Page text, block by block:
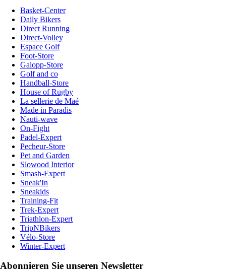
Basket-Center
Daily Bikers
Direct Running
Direct-Volley
Espace Golf
Foot-Store
Galopp-Store
Golf and co
Handball-Store
House of Rugby
La sellerie de Maé
Made in Paradis
Nauti-wave
On-Fight
Padel-Expert
Pecheur-Store
Pet and Garden
Slowood Interior
Smash-Expert
Sneak'In
Sneakids
Training-Fit
Trek-Expert
Triathlon-Expert
TripNBikers
Vélo-Store
Winter-Expert
Abonnieren Sie unseren Newsletter